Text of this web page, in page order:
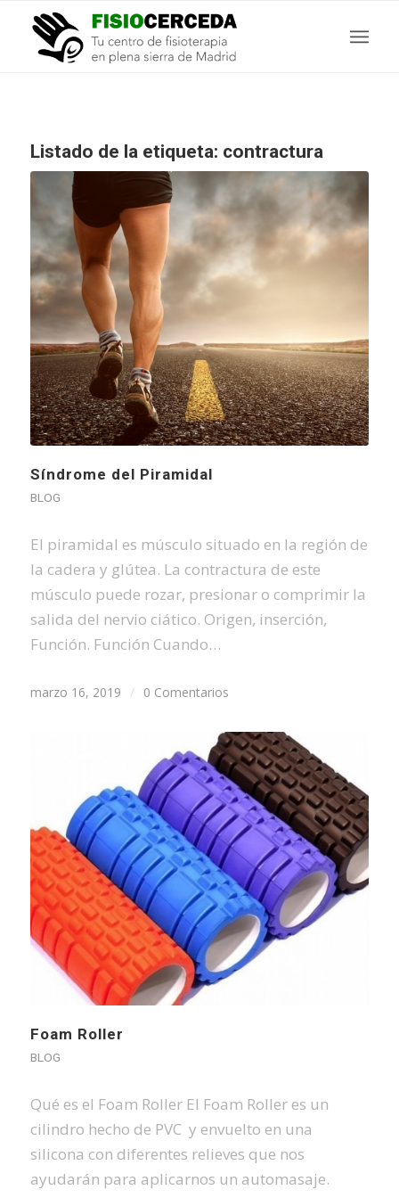
Listado de la etiqueta: contractura
Síndrome del Piramidal
BLOG
El piramidal es músculo situado en la región de
la cadera y glútea. La contractura de este
músculo puede rozar, presionar o comprimir la
salida del nervio ciático. Origen, inserción,
Función. Función Cuando…
marzo 16, 2019 / 0 Comentarios
Foam Roller
BLOG
Qué es el Foam Roller El Foam Roller es un
cilindro hecho de PVC y envuelto en una
silicona con diferentes relieves que nos
ayudarán para aplicarnos un automasaje.